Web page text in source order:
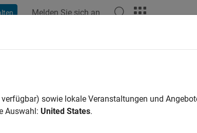
Melden Sie sich an
sowie lokale Veranstaltungen und
Auswahl: United States.